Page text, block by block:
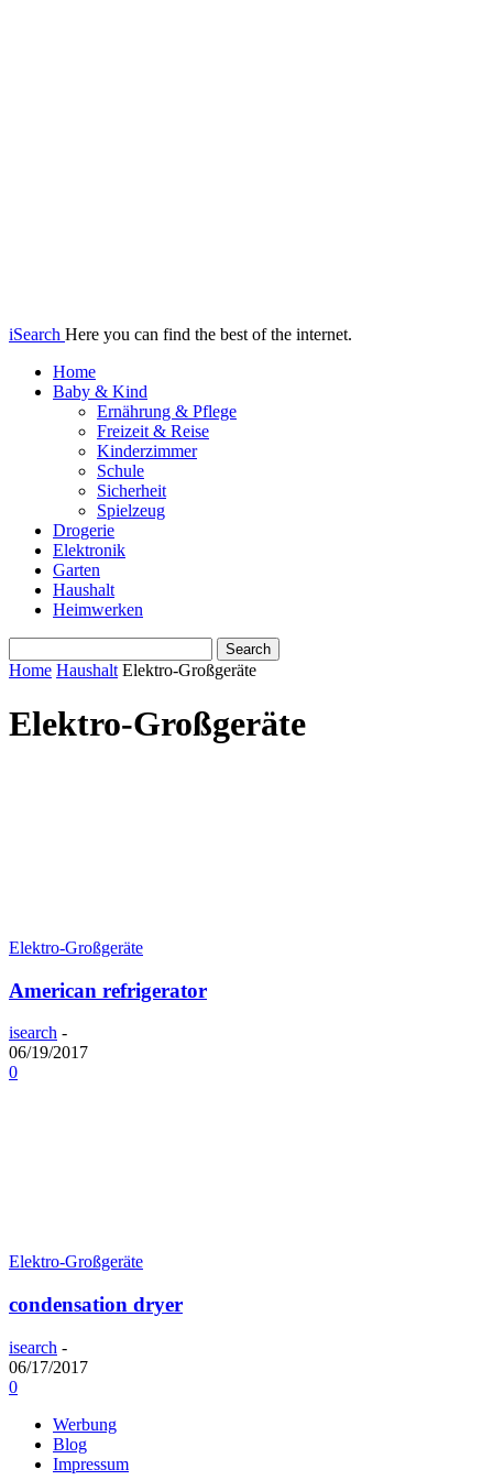
iSearch Here you can find the best of the internet.
Home
Baby & Kind
Ernährung & Pflege
Freizeit & Reise
Kinderzimmer
Schule
Sicherheit
Spielzeug
Drogerie
Elektronik
Garten
Haushalt
Heimwerken
Home Haushalt Elektro-Großgeräte
Elektro-Großgeräte
Elektro-Großgeräte
American refrigerator
isearch -
06/19/2017
0
Elektro-Großgeräte
condensation dryer
isearch -
06/17/2017
0
Werbung
Blog
Impressum